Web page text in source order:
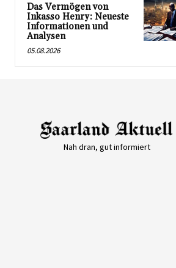
Das Vermögen von
Inkasso Henry: Neueste
Informationen und
Analysen
05.08.2026
Nah dran, gut informiert